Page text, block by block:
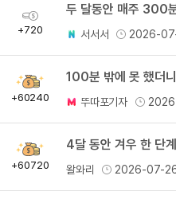
획
득
+720
두 달동안 매주 300
서서서 2026-
획
득
+60240
100분 밖에 못 했더
뚜따포기자
획
득
+60720
4달 동안 겨우 한 단
왈와리 2026-07-